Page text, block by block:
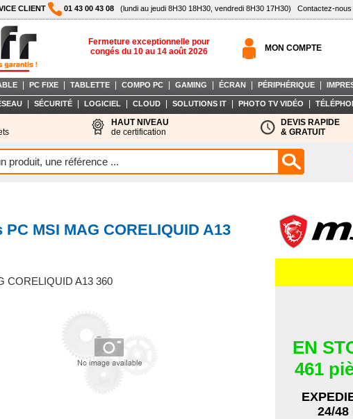
CLIENT 01 43 00 43 08 (lundi au jeudi 8H30 18H30, vendredi 8H30 17H30) Contactez-nous
Fermeture exceptionnelle pour
congés du 10 au 14 août 2026
MON COMPTE
PC FIXE TABLETTE COMPO PC GAMING ÉCRAN PÉRIPHÉRIQUE
SÉCURITÉ LOGICIEL CLOUD SOLUTIONS IT PHOTO TV VIDÉO
HAUT NIVEAU
de certification
DEVIS RAPIDE
& GRATUIT
MSI MAG CORELIQUID A13
CORELIQUID A13 360
EN
461
24/48